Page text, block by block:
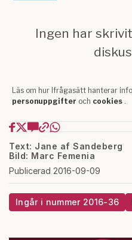
Text: Jane af Sandeberg
Bild: Marc Femenia
Publicerad 2016-09-09
Ingår i nummer 2016-36